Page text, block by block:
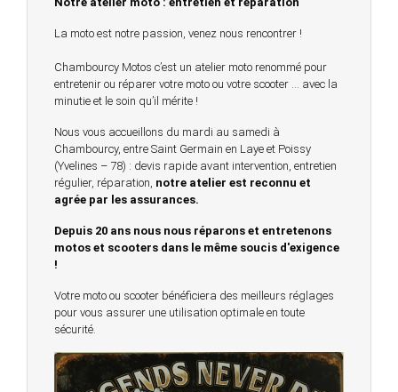
La moto est notre passion, venez nous rencontrer !
Chambourcy Motos c’est un atelier moto renommé pour
entretenir ou réparer votre moto ou votre scooter … avec la
minutie et le soin qu’il mérite !
Nous vous accueillons du mardi au samedi à
Chambourcy, entre Saint Germain en Laye et Poissy
(Yvelines – 78) : devis rapide avant intervention, entretien
régulier, réparation, notre atelier est reconnu et
agrée par les assurances.
Depuis 20 ans nous nous réparons et entretenons
motos et scooters dans le même soucis d'exigence
!
Votre moto ou scooter bénéficiera des meilleurs réglages
pour vous assurer une utilisation optimale en toute
sécurité.